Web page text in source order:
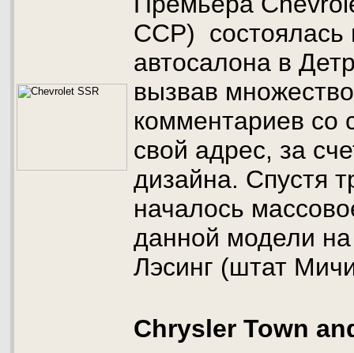
ССР) состоялась
автосалона в
вызвав
комментариев со
свой адрес, за
дизайна. Спустя
началось
данной модели
Лэсинг (штат
Chrysler Town